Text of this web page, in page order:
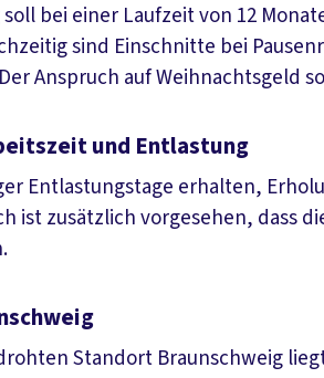
bei einer Laufzeit von 12
sind Einschnitte bei
Anspruch auf Weihnachtsgeld
und Entlastung
Entlastungstage erhalten,
ist zusätzlich vorgesehen, dass
Standort Braunschweig